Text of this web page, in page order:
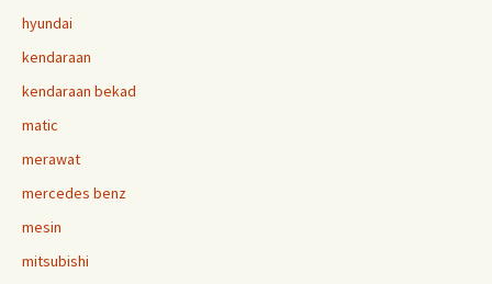
hyundai
kendaraan
kendaraan bekad
matic
merawat
mercedes benz
mesin
mitsubishi